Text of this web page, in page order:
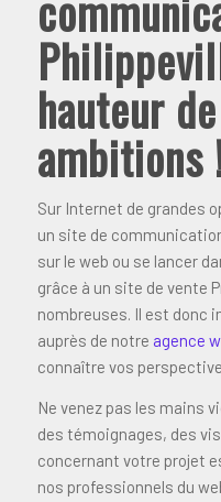
hauteur
ambitions
Sur Internet de grandes
un site de
sur le web ou se lancer
grâce à un site de vente
nombreuses. Il est donc
auprès de notre agence
connaître vos
Ne venez pas les mains
des témoignages, des
concernant votre projet
nos professionnels du